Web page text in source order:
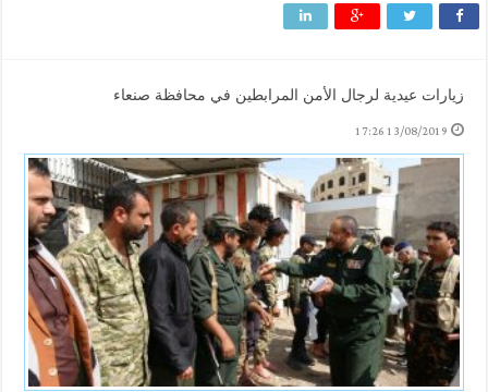
زيارات عيدية لرجال الأمن المرابطين في محافظة صنعاء
13/08/2019 17:26